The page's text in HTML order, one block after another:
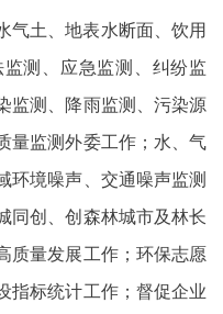
气土、地表水断面、饮用
测、应急监测、纠纷监
监测、降雨监测、污染源
量监测外委工作；水、气
环境噪声、交通噪声监测
同创、创森林城市及林长
质量发展工作；环保志愿
指标统计工作；督促企业